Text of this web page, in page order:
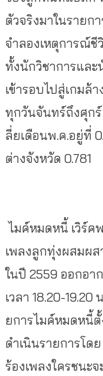
ตัวจริงมาในรายก
จำลองเหตุการณ์
ทั้งนักวิชาการและ
เข้ารอบไปสู่เกมล้
ทุกวันจันทร์ถึงศุกร์
ลี่ยเดือนพ.ค.อยู่ที่
ต่างจังหวัด 0.781
ไมค์หมดหนี้ เวิร์ค
เพลงลูกทุ่งผสมผส
ในปี 2559 ออกอ
เวลา 18.20-19.20
ยการไมค์หมดหนี้ตั้
ดำเนินรายการโด
ร้องเพลงใครชนะ